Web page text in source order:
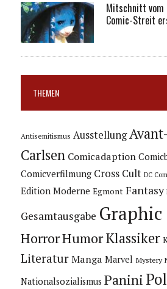
Mitschnitt vom
Comic-Streit
THEMEN
Antisemitismus Ausstellung
Carlsen Comicadaption
Comicverfilmung Cross Cult DC
Edition Moderne Egmont Fantasy
Gesamtausgabe Graphic
HorrorHumorKlassiker
Literatur Manga Marvel Mystery
Nationalsozialismus Panini